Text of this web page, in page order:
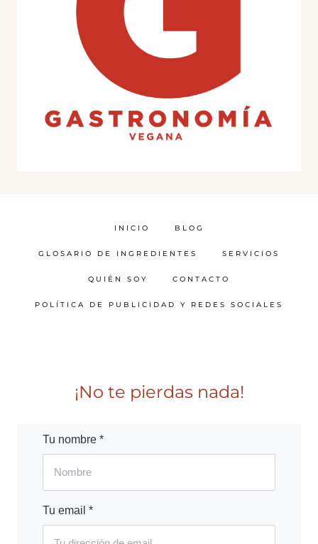
INICIO BLOG
GLOSARIO DE INGREDIENTES SERVICIOS
QUIÉN SOY CONTACTO
POLÍTICA DE PUBLICIDAD Y REDES SOCIALES
¡No te pierdas nada!
Tu nombre *
Tu email *